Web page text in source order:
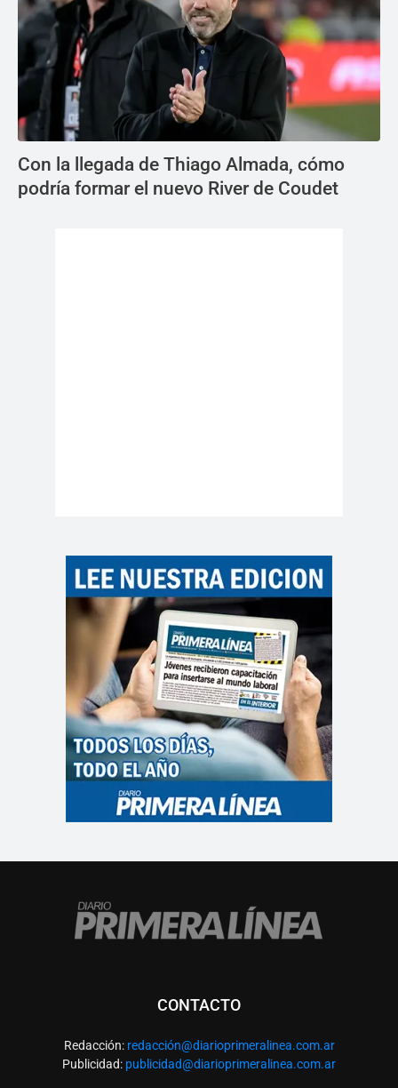
Con la llegada de Thiago Almada, cómo
podría formar el nuevo River de Coudet
CONTACTO
Redacción: redacción@diarioprimeralinea.com.ar
Publicidad: publicidad@diarioprimeralinea.com.ar